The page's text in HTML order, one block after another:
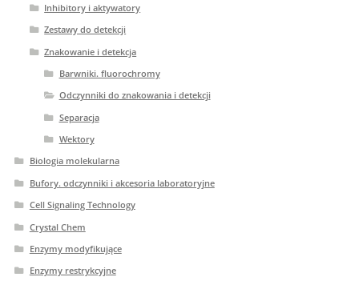
Inhibitory i aktywatory
Zestawy do detekcji
Znakowanie i detekcja
Barwniki. fluorochromy
Odczynniki do znakowania i detekcji
Separacja
Wektory
Biologia molekularna
Bufory. odczynniki i akcesoria laboratoryjne
Cell Signaling Technology
Crystal Chem
Enzymy modyfikujące
Enzymy restrykcyjne